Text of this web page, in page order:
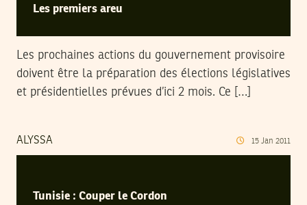
Les premiers areu
Les prochaines actions du gouvernement provisoire
doivent être la préparation des élections législatives
et présidentielles prévues d’ici 2 mois. Ce […]
ALYSSA 15 Jan 2011
Tunisie : Couper le Cordon